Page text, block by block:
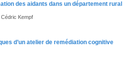
des aidants dans un département rural
Kempf
d’un atelier de remédiation cognitive